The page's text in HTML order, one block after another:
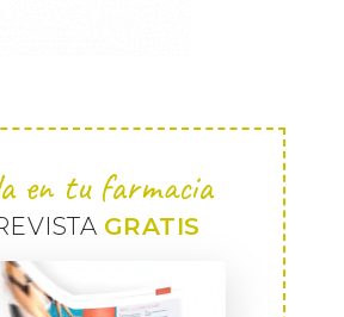
en tu farmacia
GRATIS